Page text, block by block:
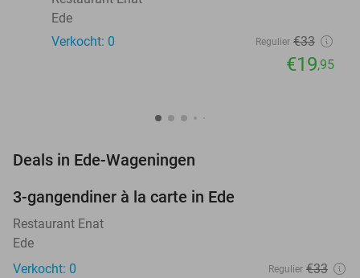
Ede
Verkocht: 0
Regulier €33
€19,95
Deals in Ede-Wageningen
NEW
TODAY
3-gangendiner à la carte in Ede
Restaurant Enat
Ede
Verkocht: 0
Regulier €33